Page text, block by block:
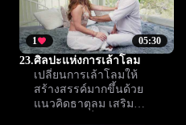
05:30
1
23.ศิลปะแห่งการเล้าโลม
เปลี่ยนการเล้าโลมให้
สร้างสรรค์มากขึ้นด้วย
แนวคิดธาตุลม เสริม